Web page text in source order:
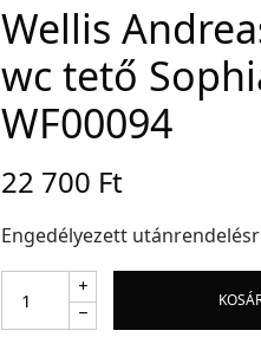
Wellis
wc tető
WF00094
22 700 Ft
Engedélyezett